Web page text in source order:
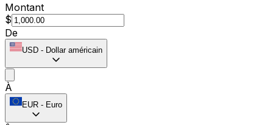
Montant
$
De
USD - Dollar américain
À
EUR - Euro